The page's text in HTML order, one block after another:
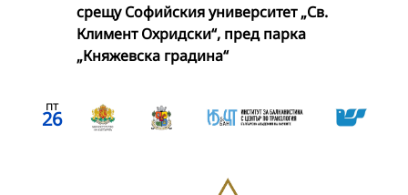
срещу Софийския университет „Св.
Климент Охридски“, пред парка
„Княжевска градина“
пт
26